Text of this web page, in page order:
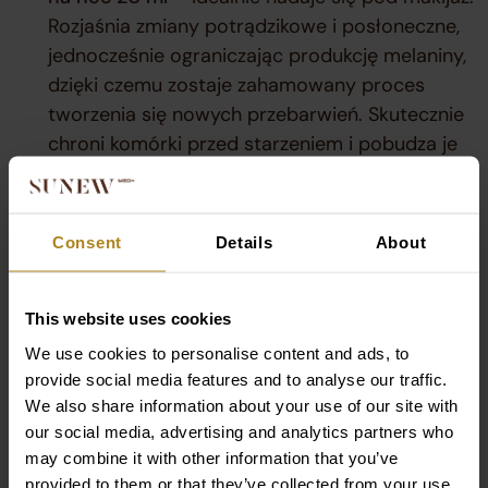
Consent Details About
This website uses cookies
We use cookies to personalise content and ads, to
provide social media features and to analyse our traffic.
We also share information about your use of our site with
our social media, advertising and analytics partners who
may combine it with other information that you’ve
provided to them or that they’ve collected from your use
Rozjaśnia zmiany potrądzikowe i posłoneczne,
jednocześnie ograniczając produkcję melaniny,
dzięki czemu zostaje zahamowany proces
tworzenia się nowych przebarwień. Skutecznie
chroni komórki przed starzeniem i pobudza je
do regeneracji.
ml
– to rewolucyjny żel , który w zaledwie w
SUNglow Krem przeciwsłoneczny SPF 50 –
oddmładzający do twarzy 20 ml– w sercu
naszej formuły zamknęliśmy filtry mineralne i
organiczne wzbogacone o filtr nowej generacji,
a także kwas hialuronowy i ekstrakt z portulaki
pospolitej. Krem rozświetla, ujędrnia i wygładza